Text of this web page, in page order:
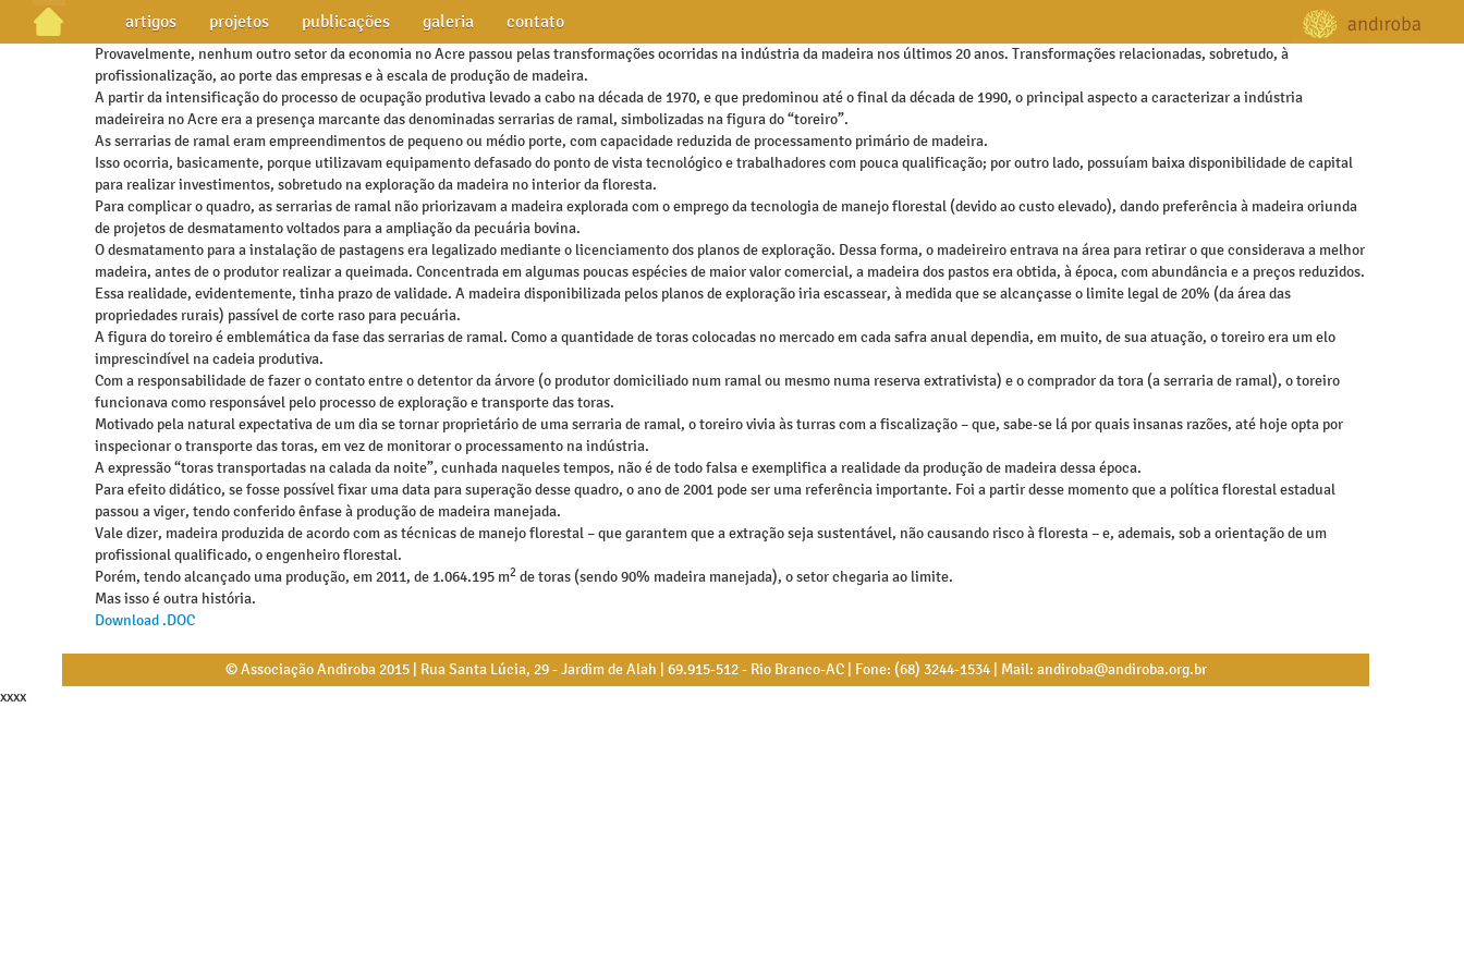
artigos projetos publicações galeria contato
Provavelmente, nenhum outro setor da economia no Acre passou pelas transformações ocorridas na indústria da madeira nos últimos 20 anos. Transformações relacionadas, sobretudo, à
profissionalização, ao porte das empresas e à escala de produção de madeira.
A partir da intensificação do processo de ocupação produtiva levado a cabo na década de 1970, e que predominou até o final da década de 1990, o principal aspecto a caracterizar a indústria
madeireira no Acre era a presença marcante das denominadas serrarias de ramal, simbolizadas na figura do “toreiro”.
As serrarias de ramal eram empreendimentos de pequeno ou médio porte, com capacidade reduzida de processamento primário de madeira.
Isso ocorria, basicamente, porque utilizavam equipamento defasado do ponto de vista tecnológico e trabalhadores com pouca qualificação; por outro lado, possuíam baixa disponibilidade de capital
para realizar investimentos, sobretudo na exploração da madeira no interior da floresta.
Para complicar o quadro, as serrarias de ramal não priorizavam a madeira explorada com o emprego da tecnologia de manejo florestal (devido ao custo elevado), dando preferência à madeira oriunda
de projetos de desmatamento voltados para a ampliação da pecuária bovina.
O desmatamento para a instalação de pastagens era legalizado mediante o licenciamento dos planos de exploração. Dessa forma, o madeireiro entrava na área para retirar o que considerava a melhor
madeira, antes de o produtor realizar a queimada. Concentrada em algumas poucas espécies de maior valor comercial, a madeira dos pastos era obtida, à época, com abundância e a preços reduzidos.
Essa realidade, evidentemente, tinha prazo de validade. A madeira disponibilizada pelos planos de exploração iria escassear, à medida que se alcançasse o limite legal de 20% (da área das
propriedades rurais) passível de corte raso para pecuária.
A figura do toreiro é emblemática da fase das serrarias de ramal. Como a quantidade de toras colocadas no mercado em cada safra anual dependia, em muito, de sua atuação, o toreiro era um elo
imprescindível na cadeia produtiva.
Com a responsabilidade de fazer o contato entre o detentor da árvore (o produtor domiciliado num ramal ou mesmo numa reserva extrativista) e o comprador da tora (a serraria de ramal), o toreiro
funcionava como responsável pelo processo de exploração e transporte das toras.
Motivado pela natural expectativa de um dia se tornar proprietário de uma serraria de ramal, o toreiro vivia às turras com a fiscalização – que, sabe-se lá por quais insanas razões, até hoje opta por
inspecionar o transporte das toras, em vez de monitorar o processamento na indústria.
A expressão “toras transportadas na calada da noite”, cunhada naqueles tempos, não é de todo falsa e exemplifica a realidade da produção de madeira dessa época.
Para efeito didático, se fosse possível fixar uma data para superação desse quadro, o ano de 2001 pode ser uma referência importante. Foi a partir desse momento que a política florestal estadual
passou a viger, tendo conferido ênfase à produção de madeira manejada.
Vale dizer, madeira produzida de acordo com as técnicas de manejo florestal – que garantem que a extração seja sustentável, não causando risco à floresta – e, ademais, sob a orientação de um
profissional qualificado, o engenheiro florestal.
Porém, tendo alcançado uma produção, em 2011, de 1.064.195 m2 de toras (sendo 90% madeira manejada), o setor chegaria ao limite.
Mas isso é outra história.
Download .DOC
© Associação Andiroba 2015 | Rua Santa Lúcia, 29 - Jardim de Alah | 69.915-512 - Rio Branco-AC | Fone: (68) 3244-1534 | Mail: andiroba@andiroba.org.br
xxxx